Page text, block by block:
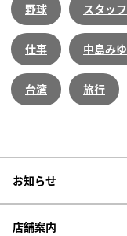
野球 スタッ
仕事 中島み
台湾 旅行
お知らせ
店舗案内